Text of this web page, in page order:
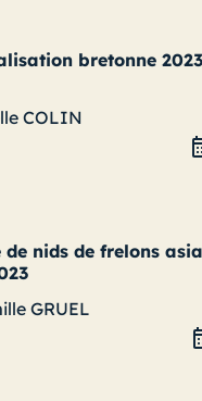
bretonne
COLIN
de nids de frelons
GRUEL